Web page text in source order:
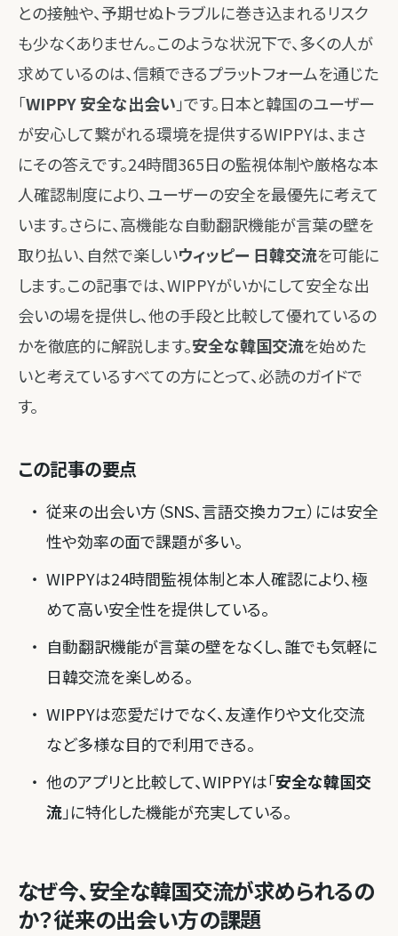
との接触や、予期せぬトラブルに巻き込まれるリスク
も少なくありません。このような状況下で、多くの人が
求めているのは、信頼できるプラットフォームを通じた
「WIPPY 安全な出会い 」です。日本と韓国のユーザー
が安心して繋がれる環境を提供するWIPPYは、まさ
にその答えです。24時間365日の監視体制や厳格な本
人確認制度により、ユーザーの安全を最優先に考えて
います。さらに、高機能な自動翻訳機能が言葉の壁を
取り払い、自然で楽しいウィッピー 日韓交流を可能に
します。この記事では、WIPPYがいかにして安全な出
会いの場を提供し、他の手段と比較して優れているの
かを徹底的に解説します。安全な韓国交流を始めた
いと考えているすべての方にとって、必読のガイドで
す。
この記事の要点
従来の出会い方（SNS、言語交換カフェ）には安全
性や効率の面で課題が多い。
WIPPYは24時間監視体制と本人確認により、極
めて高い安全性を提供している。
自動翻訳機能が言葉の壁をなくし、誰でも気軽に
日韓交流を楽しめる。
WIPPYは恋愛だけでなく、友達作りや文化交流
など多様な目的で利用できる。
他のアプリと比較して、WIPPYは「安全な韓国交
流」に特化した機能が充実している。
なぜ今、安全な韓国交流が求められるの
か？従来の出会い方の課題